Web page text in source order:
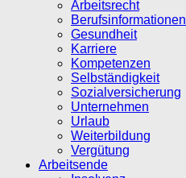
Arbeitsrecht
Berufsinformationen
Gesundheit
Karriere
Kompetenzen
Selbständigkeit
Sozialversicherung
Unternehmen
Urlaub
Weiterbildung
Vergütung
Arbeitsende